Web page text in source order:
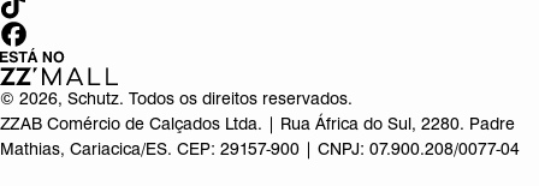
© 2026, Schutz. Todos os direitos reservados.
ZZAB Comércio de Calçados Ltda. | Rua África do Sul, 2280. Padre
Mathias, Cariacica/ES. CEP: 29157-900 | CNPJ: 07.900.208/0077-04